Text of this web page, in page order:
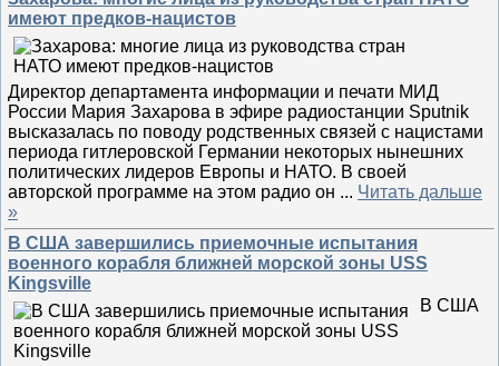
имеют предков-нацистов
Директор департамента информации и печати МИД
России Мария Захарова в эфире радиостанции Sputnik
высказалась по поводу родственных связей с нацистами
периода гитлеровской Германии некоторых нынешних
политических лидеров Европы и НАТО. В своей
авторской программе на этом радио он ... Читать дальше
»
В США завершились приемочные испытания
военного корабля ближней морской зоны USS
Kingsville
В США